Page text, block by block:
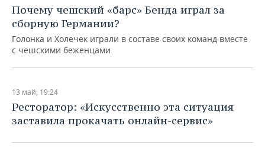
ВОДНЫЕ ВИДЫ СПОРТА
ХОККЕЙ С МЯЧОМ
ОБРАЗОВАНИЕ
ПРОИСШЕСТВИЯ
Почему чешский «барс» Бенда играл за
сборную Германии?
Голонка и Холечек играли в составе своих команд вместе
с чешскими беженцами
13 май, 19:24
Ресторатор: «Искусственно эта ситуация
заставила прокачать онлайн-сервис»